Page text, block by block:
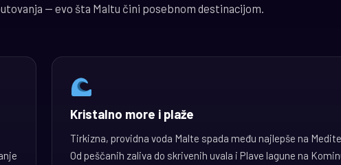
— evo šta Maltu čini posebnom destinacijom.
Kristalno more i plaže
Tirkizna, providna voda Malte spada među najlepše na
Od peščanih zaliva do skrivenih uvala i Plave lagune na